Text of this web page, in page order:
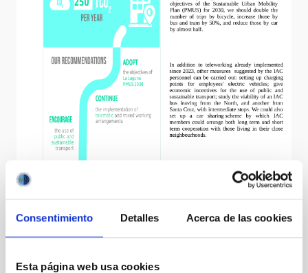
Consentimiento Detalles Acerca de las cookies
Esta página web usa cookies